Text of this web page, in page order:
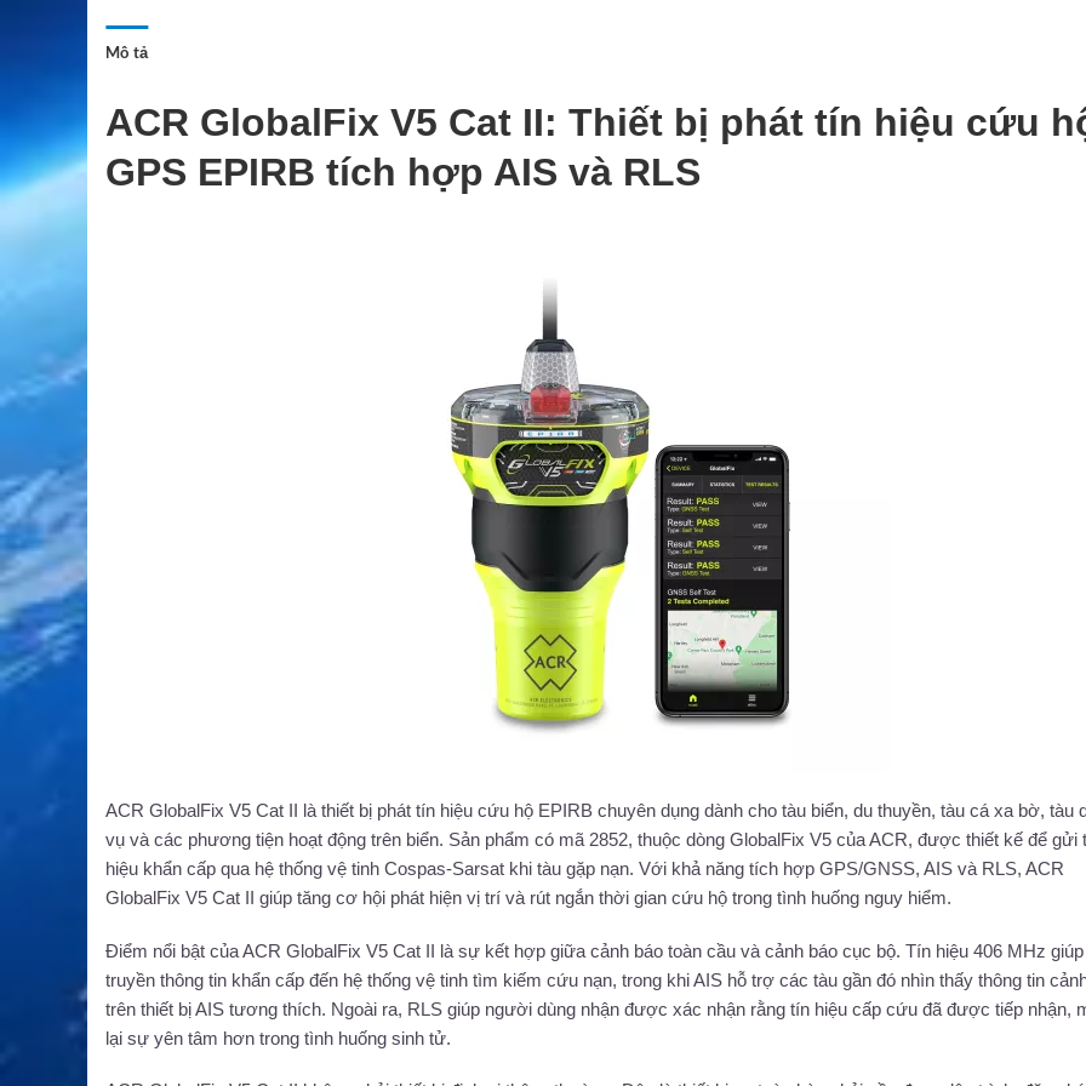
Mô tả
ACR GlobalFix V5 Cat II: Thiết bị phát tín hiệu cứu
GPS EPIRB tích hợp AIS và RLS
ACR GlobalFix V5 Cat II là thiết bị phát tín hiệu cứu hộ EPIRB chuyên dụng dành cho tàu biển, du thuyền, tàu cá xa bờ, tàu
vụ và các phương tiện hoạt động trên biển. Sản phẩm có mã 2852, thuộc dòng GlobalFix V5 của ACR, được thiết kế để gửi
hiệu khẩn cấp qua hệ thống vệ tinh Cospas-Sarsat khi tàu gặp nạn. Với khả năng tích hợp GPS/GNSS, AIS và RLS, ACR
GlobalFix V5 Cat II giúp tăng cơ hội phát hiện vị trí và rút ngắn thời gian cứu hộ trong tình huống nguy hiểm.
Điểm nổi bật của ACR GlobalFix V5 Cat II là sự kết hợp giữa cảnh báo toàn cầu và cảnh báo cục bộ. Tín hiệu 406 MHz giúp
truyền thông tin khẩn cấp đến hệ thống vệ tinh tìm kiếm cứu nạn, trong khi AIS hỗ trợ các tàu gần đó nhìn thấy thông tin
trên thiết bị AIS tương thích. Ngoài ra, RLS giúp người dùng nhận được xác nhận rằng tín hiệu cấp cứu đã được tiếp nhận,
lại sự yên tâm hơn trong tình huống sinh tử.